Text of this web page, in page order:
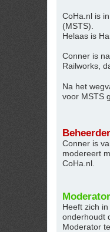
CoHa.nl is
(MSTS).
Helaas is
Conner is
Railworks,
Na het
voor MSTS
Beheerder
Conner is
modereert
CoHa.nl.
Moderator
Heeft zich
onderhoudt
Moderator